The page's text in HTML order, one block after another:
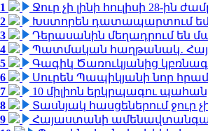
1
Ջուր չի լինի հուլիսի 28-ին
2
Խստորեն դատապարտում եմ
3
Դերասանին մեղադրում են
4
Պատմական հաղթանակ․
5
Գագիկ Ծառուկյանից
6
Սուրեն Պապիկյանի նոր
7
10 միլիոն երկրպագու
8
Տասնյակ հասցեներում ջուր չի
9
Հայաստանի